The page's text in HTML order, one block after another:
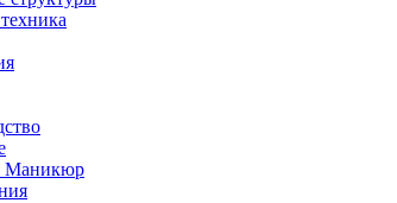
Маникюр